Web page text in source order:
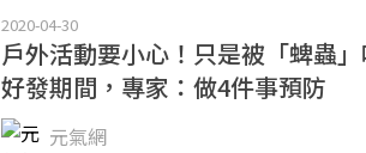
2020-04-30
戶外活動要小心！只是被「蜱蟲
好發期間，專家：做4件事預防
元氣網